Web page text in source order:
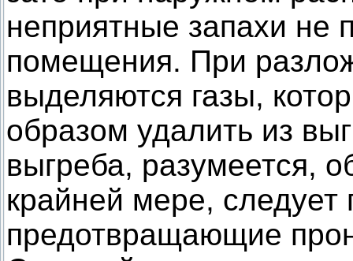
неприятные запахи не
помещения. При
выделяются газы,
образом удалить из
выгреба, разумеется,
крайней мере,
предотвращающие